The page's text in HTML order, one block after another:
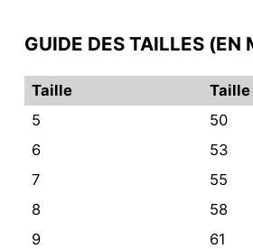
GUIDE DES TAILLES (EN
Taille
Taille
5
50
6
53
7
55
8
58
9
61